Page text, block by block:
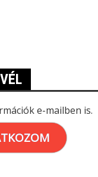
e-mailben is.